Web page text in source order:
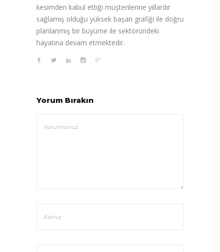
kesimden kabul ettiği müşterilerine yıllardır
sağlamış olduğu yüksek başarı grafiği ile doğru
planlanmış bir büyüme ile sektöründeki
hayatına devam etmektedir.
Yorum Bırakın